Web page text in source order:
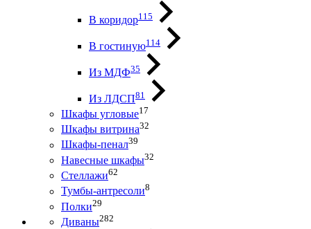
В коридор115
В гостиную114
Из МДФ35
Из ЛДСП81
Шкафы угловые17
Шкафы витрина32
Шкафы-пенал39
Навесные шкафы32
Стеллажи62
Тумбы-антресоли8
Полки29
Диваны282